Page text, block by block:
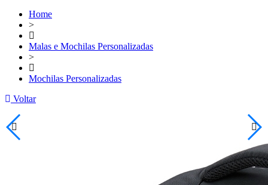
Home
>
Malas e Mochilas Personalizadas
>
Mochilas Personalizadas
Voltar